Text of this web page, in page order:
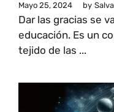
Mayo 25, 2024 by
Dar las gracias se
educación. Es un
tejido de las ...